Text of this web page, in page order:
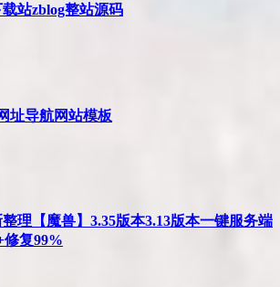
站zblog整站源码
址导航网站模板
理【魔兽】3.35版本3.13版本一键服务端
修复99%